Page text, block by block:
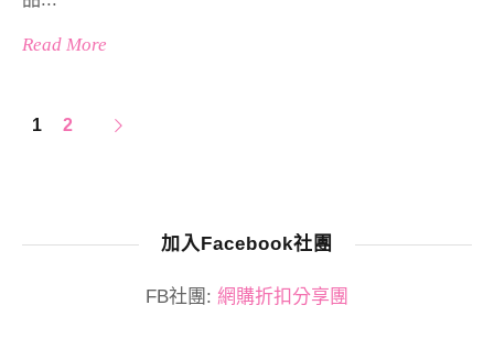
Read More
1 2
加入Facebook社團
FB社團: 網購折扣分享團